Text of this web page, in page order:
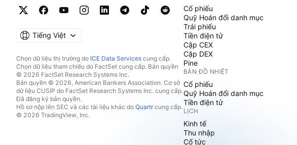
Tiếng Việt
Chọn dữ liệu thị trường do ICE Data Services cung cấp.
Chọn dữ liệu tham chiếu do FactSet cung cấp. Bản quyền
© 2026 FactSet Research Systems Inc.
Bản quyền © 2026, American Bankers Association. Cơ sở
dữ liệu CUSIP do FactSet Research Systems Inc. cung cấp.
Đã đăng ký bản quyền.
Hồ sơ nộp lên SEC và các tài liệu khác do Quartrcung cấp.
© 2026 TradingView, Inc.
Cổ phiếu
Quỹ Hoán đổi danh mục
Trái phiếu
Tiền điện tử
Cặp CEX
Cặp DEX
Pine
BẢN ĐỒ NHIỆT
Cổ phiếu
Quỹ Hoán đổi danh mục
Tiền điện tử
LỊCH
Kinh tế
Thu nhập
Cổ tức